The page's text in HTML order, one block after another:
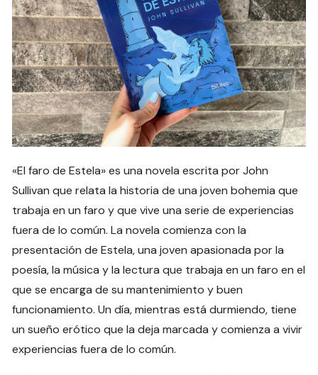
«El faro de Estela» es una novela escrita por John
Sullivan que relata la historia de una joven bohemia que
trabaja en un faro y que vive una serie de experiencias
fuera de lo común. La novela comienza con la
presentación de Estela, una joven apasionada por la
poesía, la música y la lectura que trabaja en un faro en el
que se encarga de su mantenimiento y buen
funcionamiento. Un día, mientras está durmiendo, tiene
un sueño erótico que la deja marcada y comienza a vivir
experiencias fuera de lo común.